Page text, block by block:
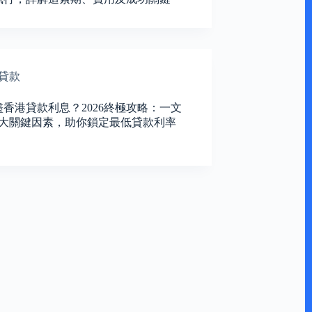
款
香港貸款利息？2026終極攻略：一文
關鍵因素，助你鎖定最低貸款利率